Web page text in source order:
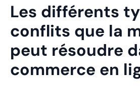
Les différents
conflits que la
peut résoudre
commerce en